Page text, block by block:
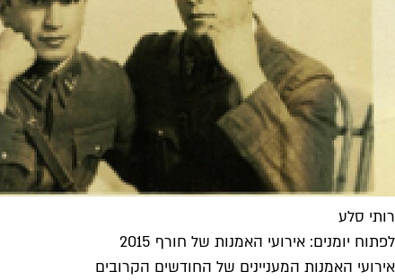
רותי סלע
לפתוח יומנים: אירועי האמנות של חורף 2015
אירועי האמנות המעניינים של החודשים הקרובים